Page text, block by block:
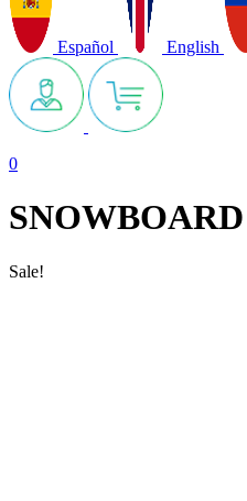
Español English
0
Sale!